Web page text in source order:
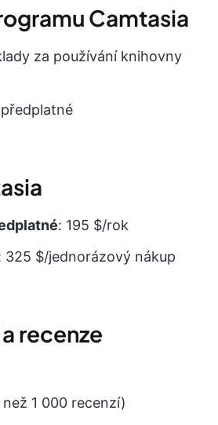
Camtasia
za používání knihovny
: 195 $/rok
325 $/jednorázový nákup
recenze
1 000 recenzí)